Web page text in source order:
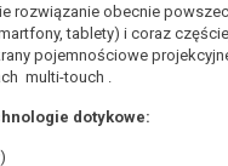
rozwiązanie obecnie
tablety) i coraz
pojemnościowe
multi-touch .
dotykowe: